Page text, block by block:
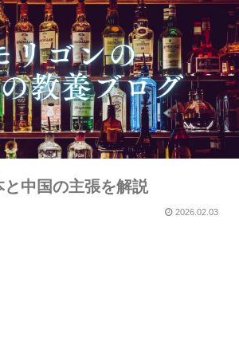
と中国の主張を解説
2026.02.03